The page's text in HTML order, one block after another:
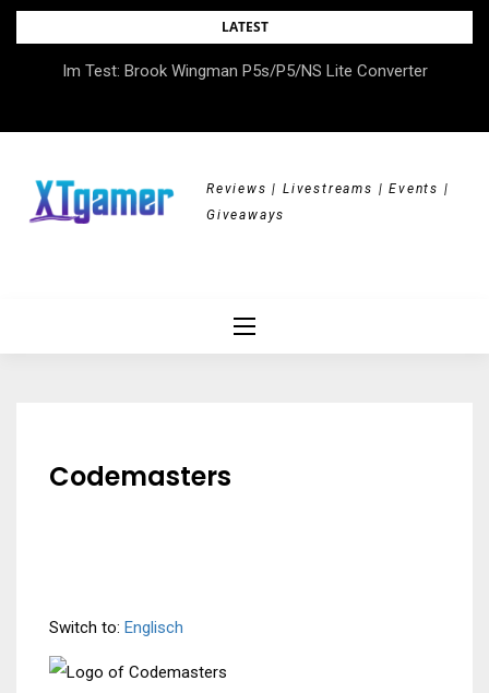
Skip
LATEST
Im Test: Brook Wingman P5s/P5/NS Lite Converter
DOK.fest München 2026 – Empowered, HerStory, Beyond
Reviews | Livestreams | Events |
Giveaways
Codemasters
Switch to: Englisch